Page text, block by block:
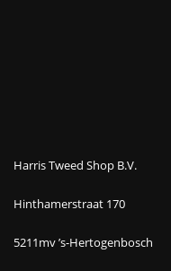
Harris Tweed Shop B.V.
Hinthamerstraat 170
5211mv ’s-Hertogenbosch